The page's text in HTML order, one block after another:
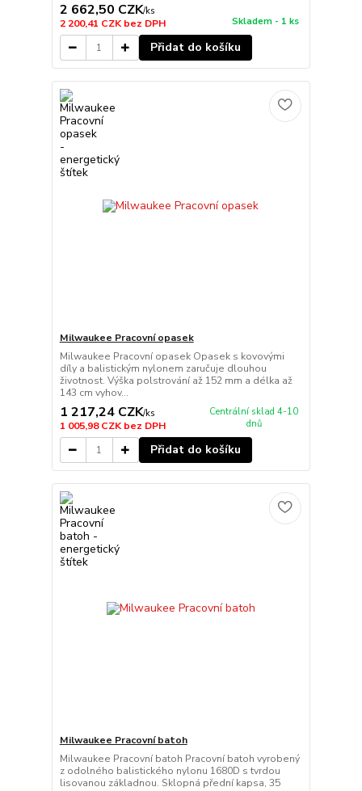
2 662,50 CZK/ks
2 200,41 CZKbez DPH Skladem - 1 ks
Přidat do košíku
Milwaukee Pracovní opasek
Milwaukee Pracovní opasek Opasek s kovovými
díly a balistickým nylonem zaručuje dlouhou
životnost. Výška polstrování až 152 mm a délka až
143 cm vyhov...
1 217,24 CZK/ks
1 005,98 CZKbez DPH
Centrální sklad 4-10
dnů
Přidat do košíku
Milwaukee Pracovní batoh
Milwaukee Pracovní batoh Pracovní batoh vyrobený
z odolného balistického nylonu 1680D s tvrdou
lisovanou základnou. Sklopná přední kapsa, 35